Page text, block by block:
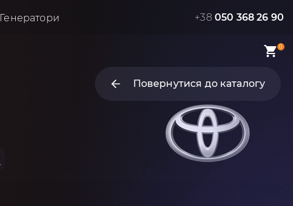
Генератори +38 050 368 26 90
0
Повернутися до каталогу